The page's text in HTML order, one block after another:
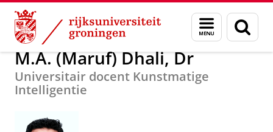
Skip
Content
Skip
Navigation
Menu
en
zoeken
Over ons M.A. (Maruf) Dhali, Dr
M.A. (Maruf) Dhali, Dr
Universitair docent Kunstmatige
Intelligentie